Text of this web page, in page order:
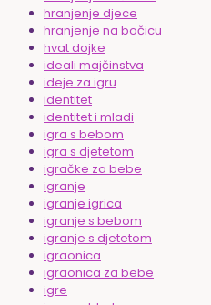
hranjenje djece
hranjenje na bočicu
hvat dojke
ideali majčinstva
ideje za igru
identitet
identitet i mladi
igra s bebom
igra s djetetom
igračke za bebe
igranje
igranje igrica
igranje s bebom
igranje s djetetom
igraonica
igraonica za bebe
igre